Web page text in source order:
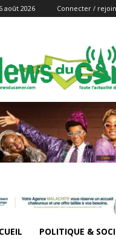
août 2026 Connecter /
POLITIQUE &